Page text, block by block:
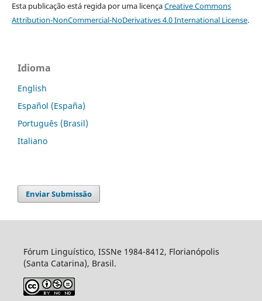
Esta publicação está regida por uma licençaCreative Commons
Attribution-NonCommercial-NoDerivatives 4.0 International License.
Idioma
English
Español (España)
Português (Brasil)
Italiano
Enviar Submissão
Fórum Linguístico, ISSNe 1984-8412, Florianópolis
(Santa Catarina), Brasil.